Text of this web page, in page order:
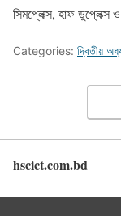
সিমপ্লেক্স, হাফ
Categories: দ্বিতীয়
hscict.com.bd